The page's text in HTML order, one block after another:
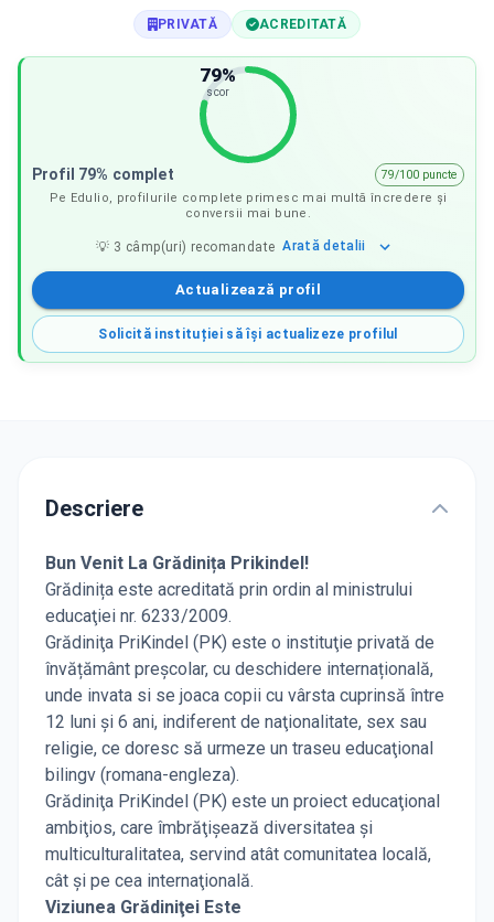
PRIVATĂ ACREDITATĂ
79%
scor
Profil 79% complet
79/100 puncte
Pe Edulio, profilurile complete primesc mai multă încredere și
conversii mai bune.
💡 3 câmp(uri) recomandate Arată detalii
Actualizează profil
Solicită instituției să își actualizeze profilul
Descriere
Bun Venit La Grădinița Prikindel!
Grădinița este acreditată prin ordin al ministrului
educaţiei nr. 6233/2009.
Grădiniţa PriKindel (PK) este o instituţie privată de
învățământ preșcolar, cu deschidere internațională,
unde invata si se joaca copii cu vârsta cuprinsă între
12 luni şi 6 ani, indiferent de naţionalitate, sex sau
religie, ce doresc să urmeze un traseu educaţional
bilingv (romana-engleza).
Grădiniţa PriKindel (PK) este un proiect educaţional
ambiţios, care îmbrăţişează diversitatea şi
multiculturalitatea, servind atât comunitatea locală,
cât şi pe cea internaţională.
Viziunea Grădiniţei Este